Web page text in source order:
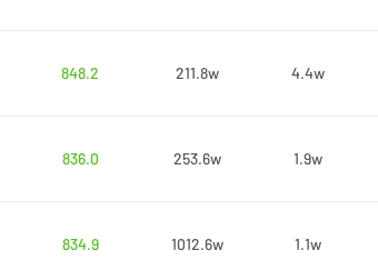
848.2
211.8w 4.4w
836.0
253.6w 1.9w
834.9
1012.6w 1.1w